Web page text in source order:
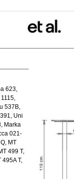
623,
537B,
Uni
Marka
021-
MT
499 T,
495A T,